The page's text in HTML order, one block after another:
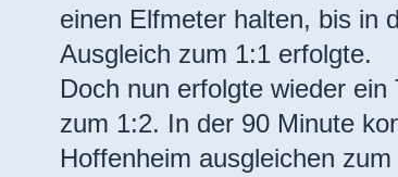
einen Elfmeter halten, bis in
Ausgleich zum 1:1 erfolgte.
Doch nun erfolgte wieder ein
zum 1:2. In der 90 Minute
Hoffenheim ausgleichen zum